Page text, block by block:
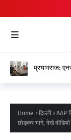
प्रयागराज:
Home दिल्ली
AAP
छोड़कर भागे, देखे वीडियों